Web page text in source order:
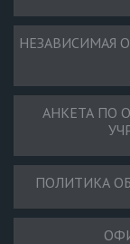
НЕЗАВИСИМАЯ
АНКЕТА ПО
ПОЛИТИКА